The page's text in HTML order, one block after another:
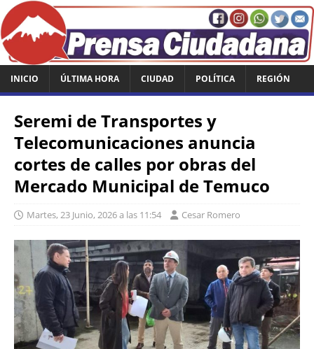
INICIO ÚLTIMA HORA CIUDAD POLÍTICA REGIÓN
Seremi de Transportes y
Telecomunicaciones anuncia
cortes de calles por obras del
Mercado Municipal de Temuco
Martes, 23 Junio, 2026 a las 11:54 Cesar Romero